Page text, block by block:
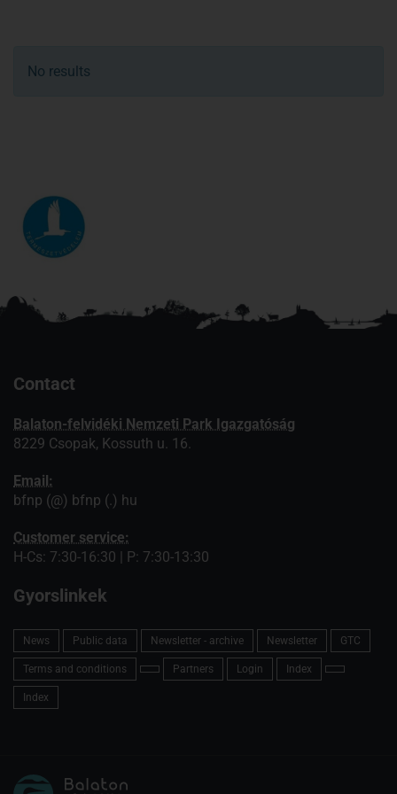
No results
Contact
Balaton-felvidéki Nemzeti Park Igazgatóság
8229 Csopak, Kossuth u. 16.
Email:
bfnp (@) bfnp (.) hu
Customer service:
H-Cs: 7:30-16:30 | P: 7:30-13:30
Gyorslinkek
News Public data Newsletter - archive Newsletter GTC
Terms and conditions Partners Login Index
Index